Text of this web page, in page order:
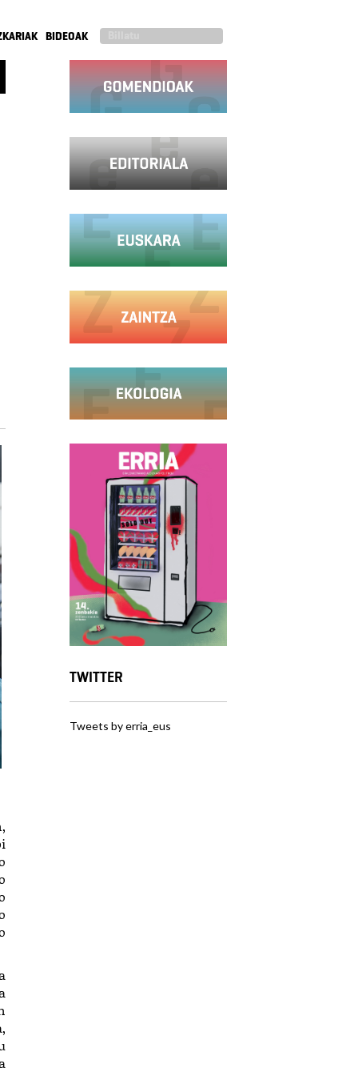
BIDEOAK
TWITTER
Tweets by erria_eus